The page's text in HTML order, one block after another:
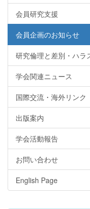
会員研究支援
会員企画のお知らせ
研究倫理と差別・ハラ
学会関連ニュース
国際交流・海外リンク
出版案内
学会活動報告
お問い合わせ
English Page